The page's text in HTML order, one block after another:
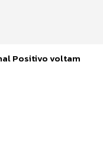
Positivo voltam